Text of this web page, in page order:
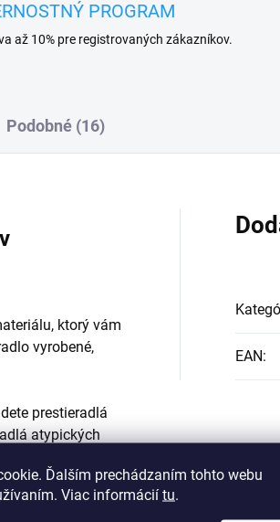
Ďalším prechádzaním tohto webu
Viac informácií tu.
PROGRAM
až 10% pre registrovaných zákazníkov.
Podobné (16)
ktorý vám
vyrobené,
prestieradlá
atypických
EAN: